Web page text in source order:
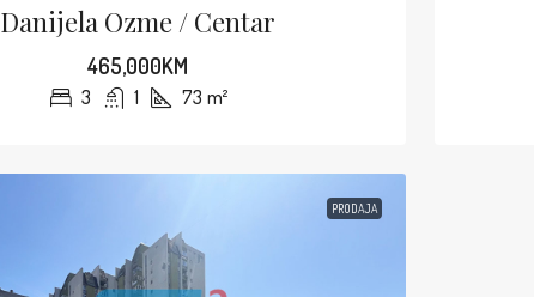
Danijela Ozme / Centar
465,000KM
3 1 73 m²
PRODAJA